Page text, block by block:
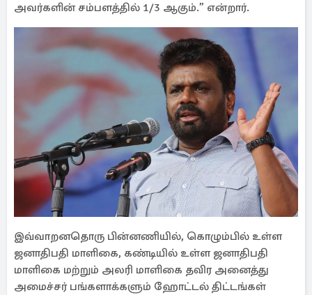
அவர்களின் சம்பளத்தில் 1/3 ஆகும்.” என்றார்.
இவ்வாறனதொரு பின்னணியில், கொழும்பில் உள்ள
ஜனாதிபதி மாளிகை, கண்டியில் உள்ள ஜனாதிபதி
மாளிகை மற்றும் அலரி மாளிகை தவிர அனைத்து
அமைச்சர் பங்களாக்களும் ஹோட்டல் திட்டங்கள்